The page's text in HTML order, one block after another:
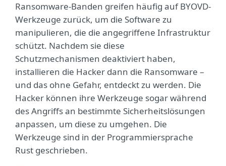
Ransomware-Banden greifen häufig auf BYOVD-
Werkzeuge zurück, um die Software zu
manipulieren, die die angegriffene Infrastruktur
schützt. Nachdem sie diese
Schutzmechanismen deaktiviert haben,
installieren die Hacker dann die Ransomware –
und das ohne Gefahr, entdeckt zu werden. Die
Hacker können ihre Werkzeuge sogar während
des Angriffs an bestimmte Sicherheitslösungen
anpassen, um diese zu umgehen. Die
Werkzeuge sind in der Programmiersprache
Rust geschrieben.